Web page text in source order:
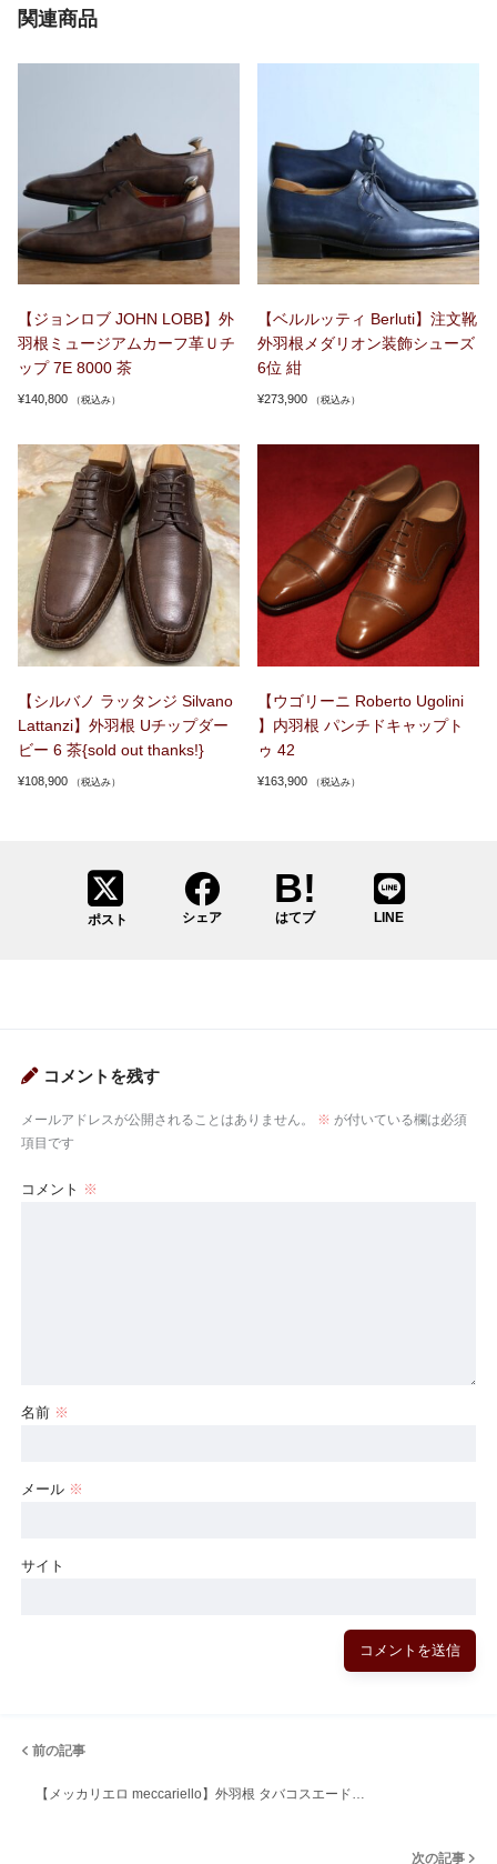
関連商品
【ジョンロブ JOHN LOBB】外
羽根ミュージアムカーフ革Ｕチ
ップ 7E 8000 茶
¥140,800 （税込み）
【ベルルッティ Berluti】注文靴
外羽根メダリオン装飾シューズ
6位 紺
¥273,900 （税込み）
【シルバノ ラッタンジ Silvano
Lattanzi】外羽根 Uチップダー
ビー 6 茶{sold out thanks!}
¥108,900 （税込み）
【ウゴリーニ Roberto Ugolini
】内羽根 パンチドキャップト
ゥ 42
¥163,900 （税込み）
ポスト シェア はてブ LINE
コメントを残す
メールアドレスが公開されることはありません。 ※ が付いている欄は必須
項目です
コメント ※
名前 ※
メール ※
サイト
前の記事
【メッカリエロ meccariello】外羽根 タバコスエード…
次の記事